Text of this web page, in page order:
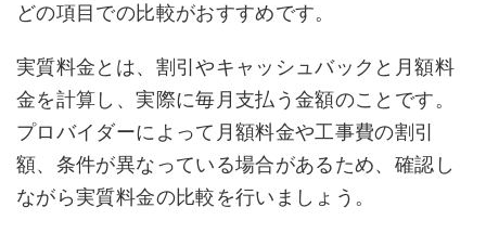
どの項目での比較がおすすめです。
実質料金とは、割引やキャッシュバックと月額料
金を計算し、実際に毎月支払う金額のことです。
プロバイダーによって月額料金や工事費の割引
額、条件が異なっている場合があるため、確認し
ながら実質料金の比較を行いましょう。